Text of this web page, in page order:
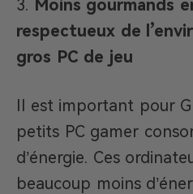
Moins gourmands
respectueux de
gros PC de jeu
Il est important pour
petits PC gamer
d’énergie. Ces
beaucoup moins